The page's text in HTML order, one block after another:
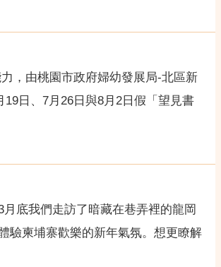
，由桃園市政府婦幼發展局-北區新
日、7月26日與8月2日假「望見書
底我們走訪了暗藏在巷弄裡的龍岡
驗柬埔寨歡樂的新年氣氛。想更瞭解